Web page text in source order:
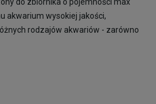
do zbiornika o pojemności max
akwarium wysokiej jakości,
rodzajów akwariów - zarówno